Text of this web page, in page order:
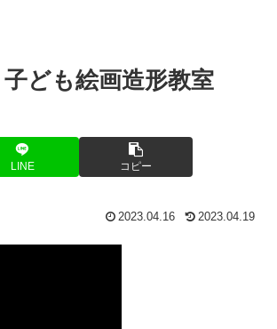
ども絵画造形教室
LINE コピー
2023.04.16 2023.04.19